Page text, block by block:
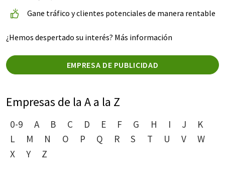
Gane tráfico y clientes potenciales de manera rentable
¿Hemos despertado su interés? Más información
EMPRESA DE PUBLICIDAD
Empresas de la A a la Z
0-9 A B C D E F G H I J
K
L
M N O P Q R S T U V
W
X
Y Z